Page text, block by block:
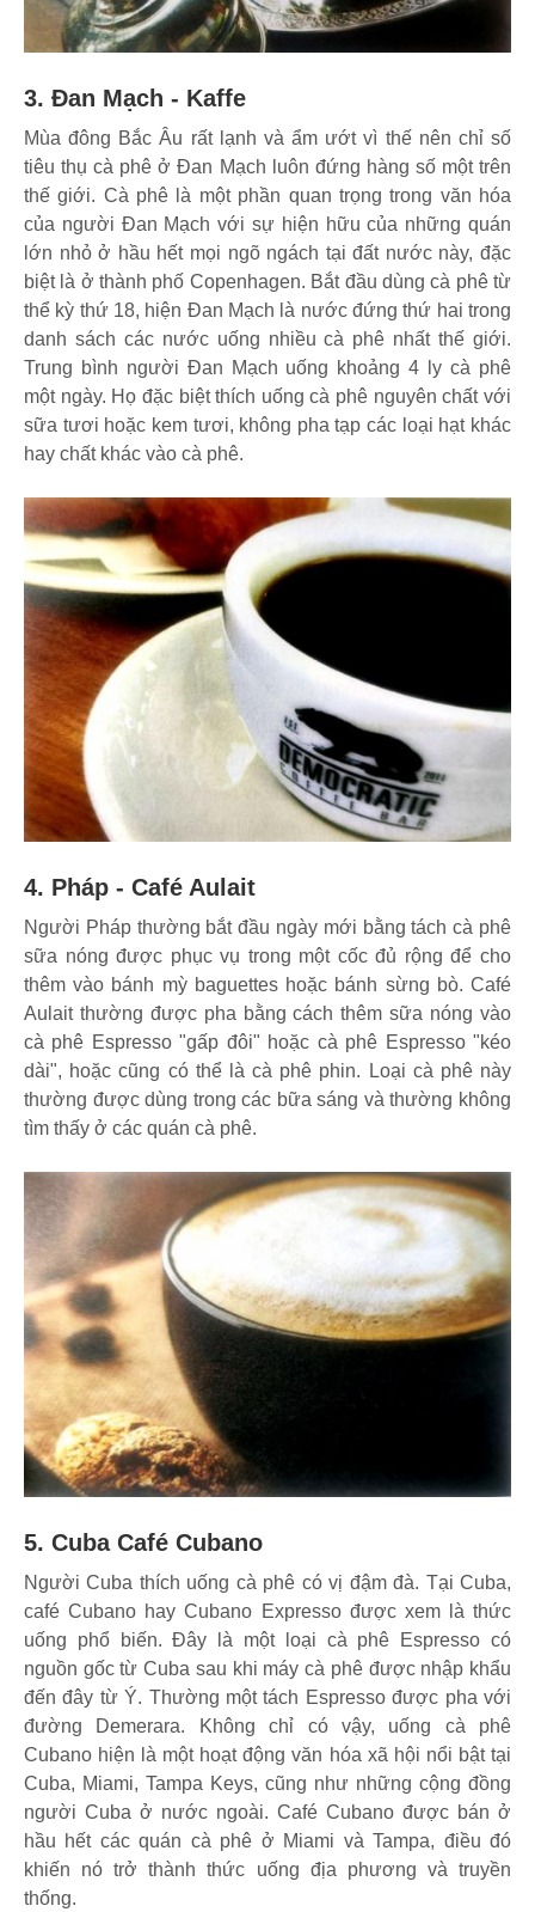
3. Đan Mạch - Kaffe
Mùa đông Bắc Âu rất lạnh và ẩm ướt vì thế nên chỉ số
tiêu thụ cà phê ở Đan Mạch luôn đứng hàng số một trên
thế giới. Cà phê là một phần quan trọng trong văn hóa
của người Đan Mạch với sự hiện hữu của những quán
lớn nhỏ ở hầu hết mọi ngõ ngách tại đất nước này, đặc
biệt là ở thành phố Copenhagen. Bắt đầu dùng cà phê từ
thể kỳ thứ 18, hiện Đan Mạch là nước đứng thứ hai trong
danh sách các nước uống nhiều cà phê nhất thế giới.
Trung bình người Đan Mạch uống khoảng 4 ly cà phê
một ngày. Họ đặc biệt thích uống cà phê nguyên chất với
sữa tươi hoặc kem tươi, không pha tạp các loại hạt khác
hay chất khác vào cà phê.
4. Pháp - Café Aulait
Người Pháp thường bắt đầu ngày mới bằng tách cà phê
sữa nóng được phục vụ trong một cốc đủ rộng để cho
thêm vào bánh mỳ baguettes hoặc bánh sừng bò. Café
Aulait thường được pha bằng cách thêm sữa nóng vào
cà phê Espresso "gấp đôi" hoặc cà phê Espresso "kéo
dài", hoặc cũng có thể là cà phê phin. Loại cà phê này
thường được dùng trong các bữa sáng và thường không
tìm thấy ở các quán cà phê.
5. Cuba Café Cubano
Người Cuba thích uống cà phê có vị đậm đà. Tại Cuba,
café Cubano hay Cubano Expresso được xem là thức
uống phổ biến. Đây là một loại cà phê Espresso có
nguồn gốc từ Cuba sau khi máy cà phê được nhập khẩu
đến đây từ Ý. Thường một tách Espresso được pha với
đường Demerara. Không chỉ có vậy, uống cà phê
Cubano hiện là một hoạt động văn hóa xã hội nổi bật tại
Cuba, Miami, Tampa Keys, cũng như những cộng đồng
người Cuba ở nước ngoài. Café Cubano được bán ở
hầu hết các quán cà phê ở Miami và Tampa, điều đó
khiến nó trở thành thức uống địa phương và truyền
thống.